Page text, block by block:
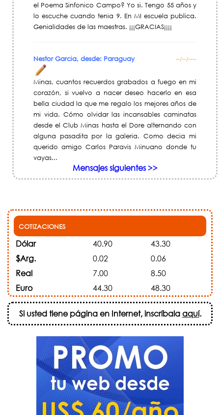
el Poema Sinfonico Campo? Yo si. Tengo 55 años y
lo escuche cuando tenia 9. En MI escuela publica.
Genialidades de las maestras. ¡¡¡GRACIAS¡¡¡¡
Nestor Garcia, desde: Paraguay --/--/----
Minas, cuantos recuerdos grabados a fuego en mi
corazón, si vuelvo a nacer deseo hacerlo en esa
bella ciudad la que me regalo los mejores años de
mi vida. Cómo olvidar las incansables caminatas
desde el Club Minas hasta el Dore alternando con
alguna pasadita por la galeria. Como decia mi
querido amigo Carlos Paravis Minuano donde tu
vayas...
Mensajes siguientes >>
COTIZACIONES
Dólar 40.90
43.30
$Arg.
0.02
0.06
Real
7.00
8.50
Euro
44.30 48.30
Si usted tiene página en Internet, inscríbalaaquí.